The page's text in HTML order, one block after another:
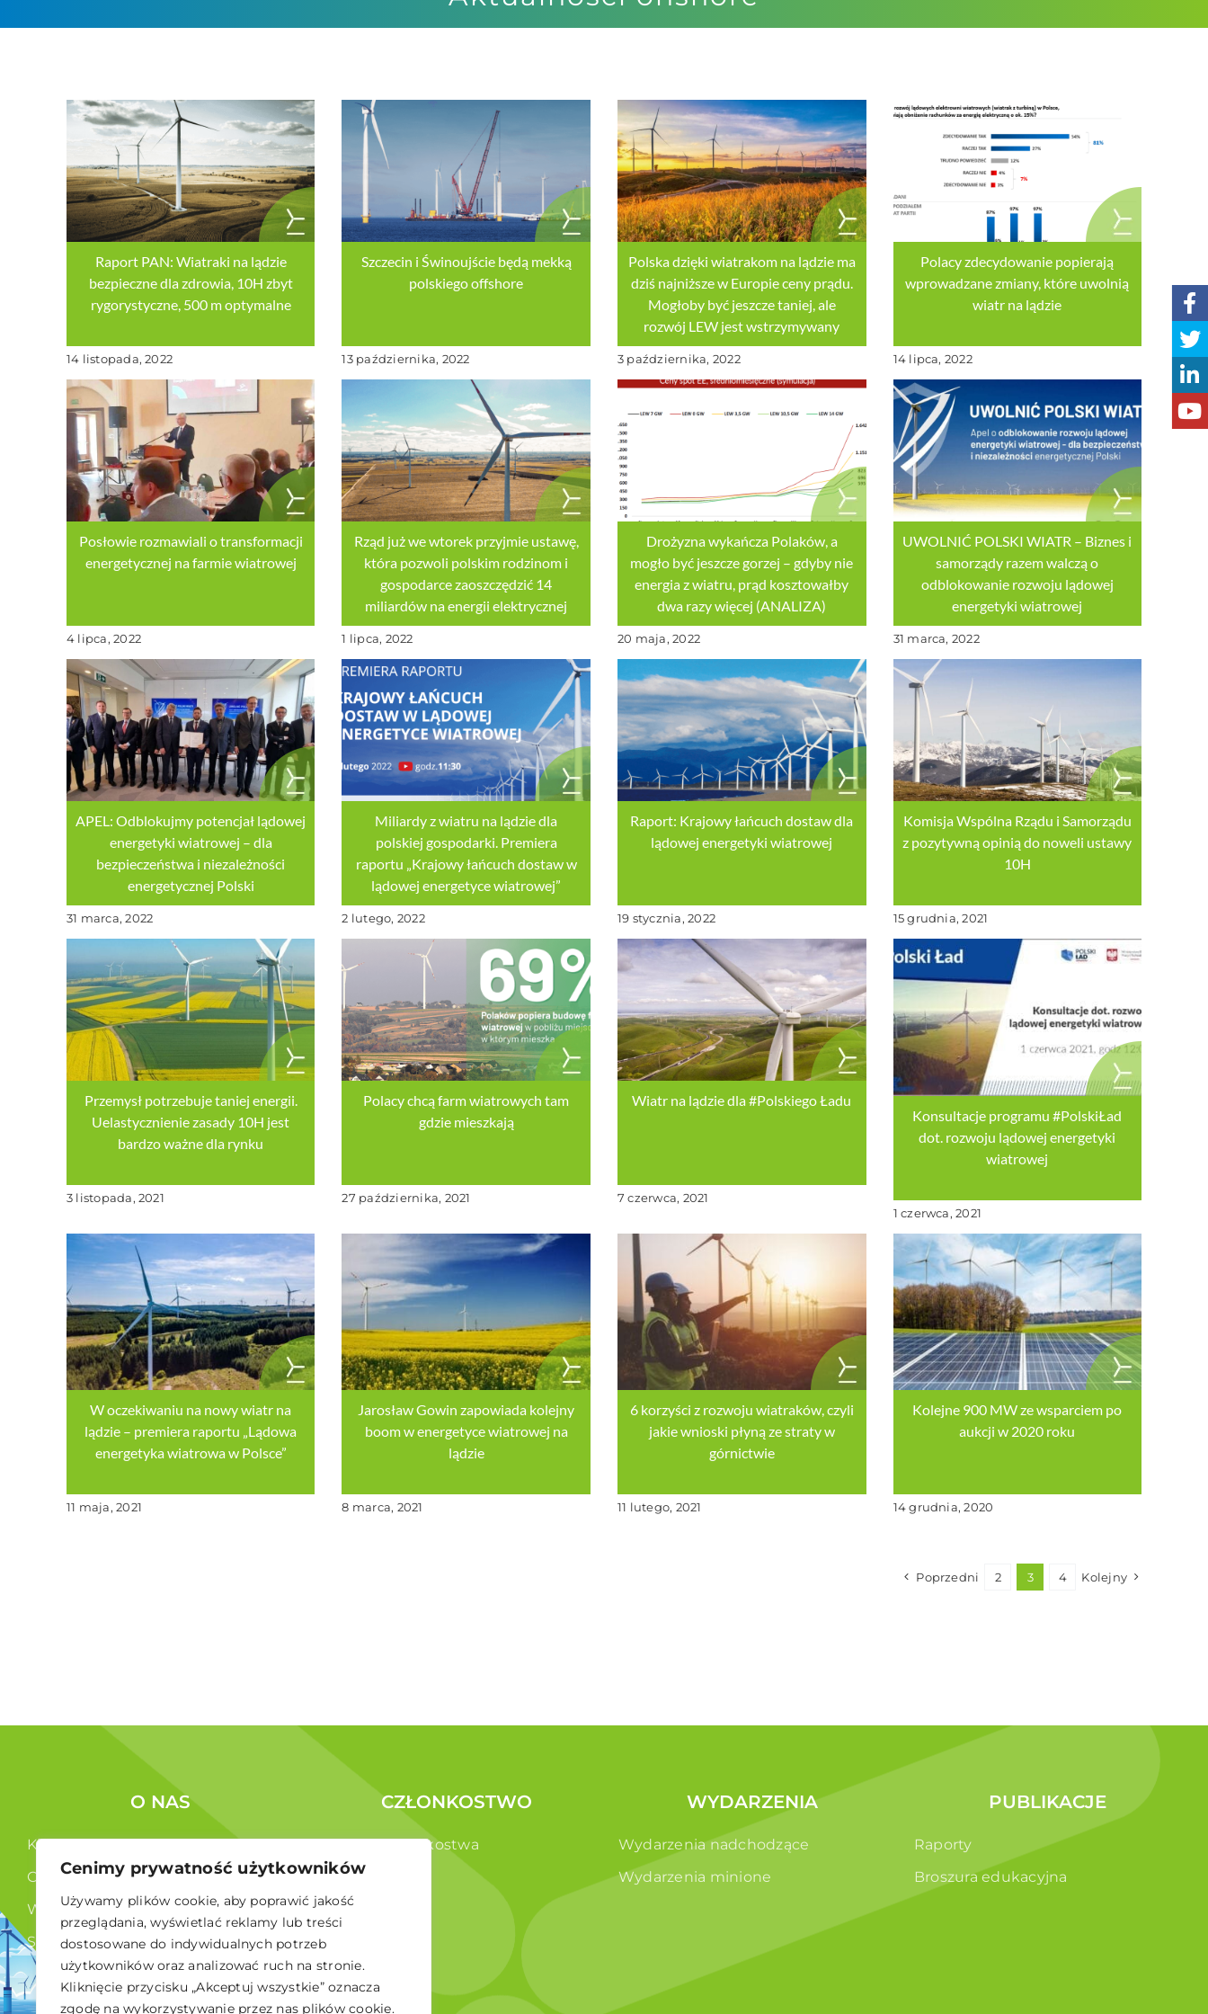
Cenimy prywatność użytkowników
Używamy plików cookie, aby poprawić jakość
przeglądania, wyświetlać reklamy lub treści
dostosowane do indywidualnych potrzeb
użytkowników oraz analizować ruch na stronie.
Kliknięcie przycisku „Akceptuj wszystkie” oznacza
zgodę na wykorzystywanie przez nas plików cookie.
Raport PAN: Wiatraki na lądzie
bezpieczne dla zdrowia, 10H zbyt
rygorystyczne, 500 m optymalne
14 listopada, 2022
Szczecin i Świnoujście będą mekką
polskiego offshore
13 października, 2022
Polska dzięki wiatrakom na lądzie ma
dziś najniższe w Europie ceny prądu.
Mogłoby być jeszcze taniej, ale
rozwój LEW jest wstrzymywany
3 października, 2022
Polacy zdecydowanie popierają
wprowadzane zmiany, które uwolnią
wiatr na lądzie
14 lipca, 2022
Posłowie rozmawiali o transformacji
energetycznej na farmie wiatrowej
4 lipca, 2022
Rząd już we wtorek przyjmie ustawę,
która pozwoli polskim rodzinom i
gospodarce zaoszczędzić 14
miliardów na energii elektrycznej
1 lipca, 2022
Drożyzna wykańcza Polaków, a
mogło być jeszcze gorzej – gdyby nie
energia z wiatru, prąd kosztowałby
dwa razy więcej (ANALIZA)
20 maja, 2022
UWOLNIĆ POLSKI WIATR – Biznes i
samorządy razem walczą o
odblokowanie rozwoju lądowej
energetyki wiatrowej
31 marca, 2022
APEL: Odblokujmy potencjał lądowej
energetyki wiatrowej – dla
bezpieczeństwa i niezależności
energetycznej Polski
31 marca, 2022
Miliardy z wiatru na lądzie dla
polskiej gospodarki. Premiera
raportu „Krajowy łańcuch dostaw w
lądowej energetyce wiatrowej”
2 lutego, 2022
Raport: Krajowy łańcuch dostaw dla
lądowej energetyki wiatrowej
19 stycznia, 2022
Komisja Wspólna Rządu i Samorządu
z pozytywną opinią do noweli ustawy
10H
15 grudnia, 2021
Przemysł potrzebuje taniej energii.
Uelastycznienie zasady 10H jest
bardzo ważne dla rynku
3 listopada, 2021
Polacy chcą farm wiatrowych tam
gdzie mieszkają
27 października, 2021
Wiatr na lądzie dla #Polskiego Ładu
7 czerwca, 2021
Konsultacje programu #PolskiŁad
dot. rozwoju lądowej energetyki
wiatrowej
1 czerwca, 2021
W oczekiwaniu na nowy wiatr na
lądzie – premiera raportu „Lądowa
energetyka wiatrowa w Polsce”
11 maja, 2021
Jarosław Gowin zapowiada kolejny
boom w energetyce wiatrowej na
lądzie
8 marca, 2021
6 korzyści z rozwoju wiatraków, czyli
jakie wnioski płyną ze straty w
górnictwie
11 lutego, 2021
Kolejne 900 MW ze wsparciem po
aukcji w 2020 roku
14 grudnia, 2020
Poprzedni 2 3 4 Kolejny
O NAS
Kim jesteśmy ?
Co robimy ?
Władze
Statut
RODO
CZŁONKOSTWO
Korzyści członkostwa
Członkowie
WYDARZENIA
Wydarzenia nadchodzące
Wydarzenia minione
PUBLIKACJE
Raporty
Broszura edukacyjna